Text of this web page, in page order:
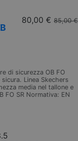
80,00 € 85,00 €
di sicurezza OB FO
Linea Skechers
media nel tallone e
FO SR Normativa: EN